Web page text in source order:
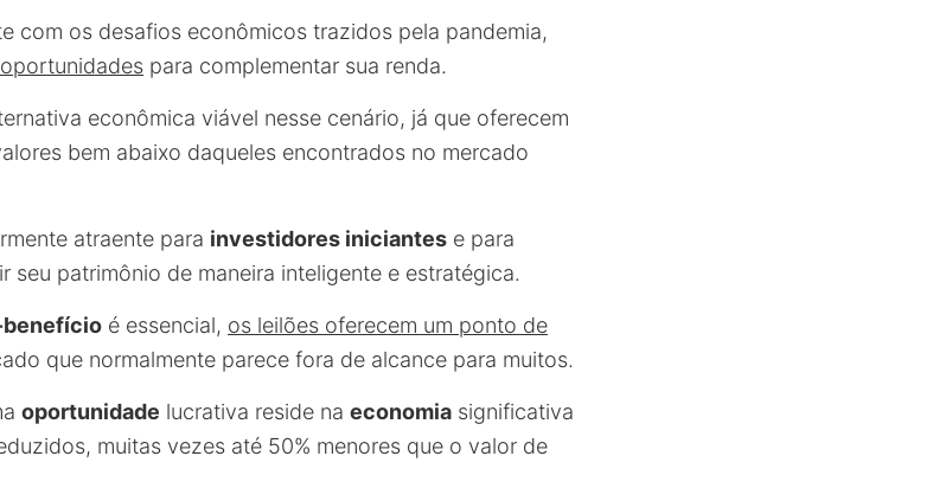
com os desafios econômicos trazidos pela pandemia,
para complementar sua renda.
econômica viável nesse cenário, já que oferecem
bem abaixo daqueles encontrados no mercado
atraente para investidores iniciantes e para
seu patrimônio de maneira inteligente e estratégica.
é essencial, os leilões oferecem um ponto de
que normalmente parece fora de alcance para muitos.
oportunidade lucrativa reside na economia significativa
muitas vezes até 50% menores que o valor de